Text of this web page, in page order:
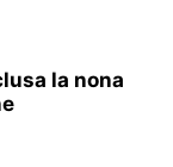
la nona